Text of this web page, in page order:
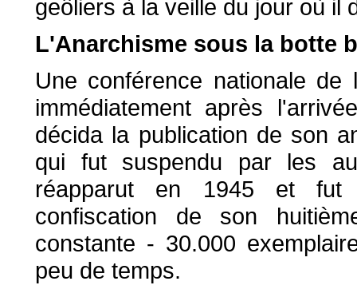
geôliers à la veille du jour où il
L'Anarchisme sous la botte
Une conférence nationale
immédiatement après
décida la publication de son
qui fut suspendu par les
réapparut en 1945 et fut
confiscation de son
constante - 30.000
peu de temps.